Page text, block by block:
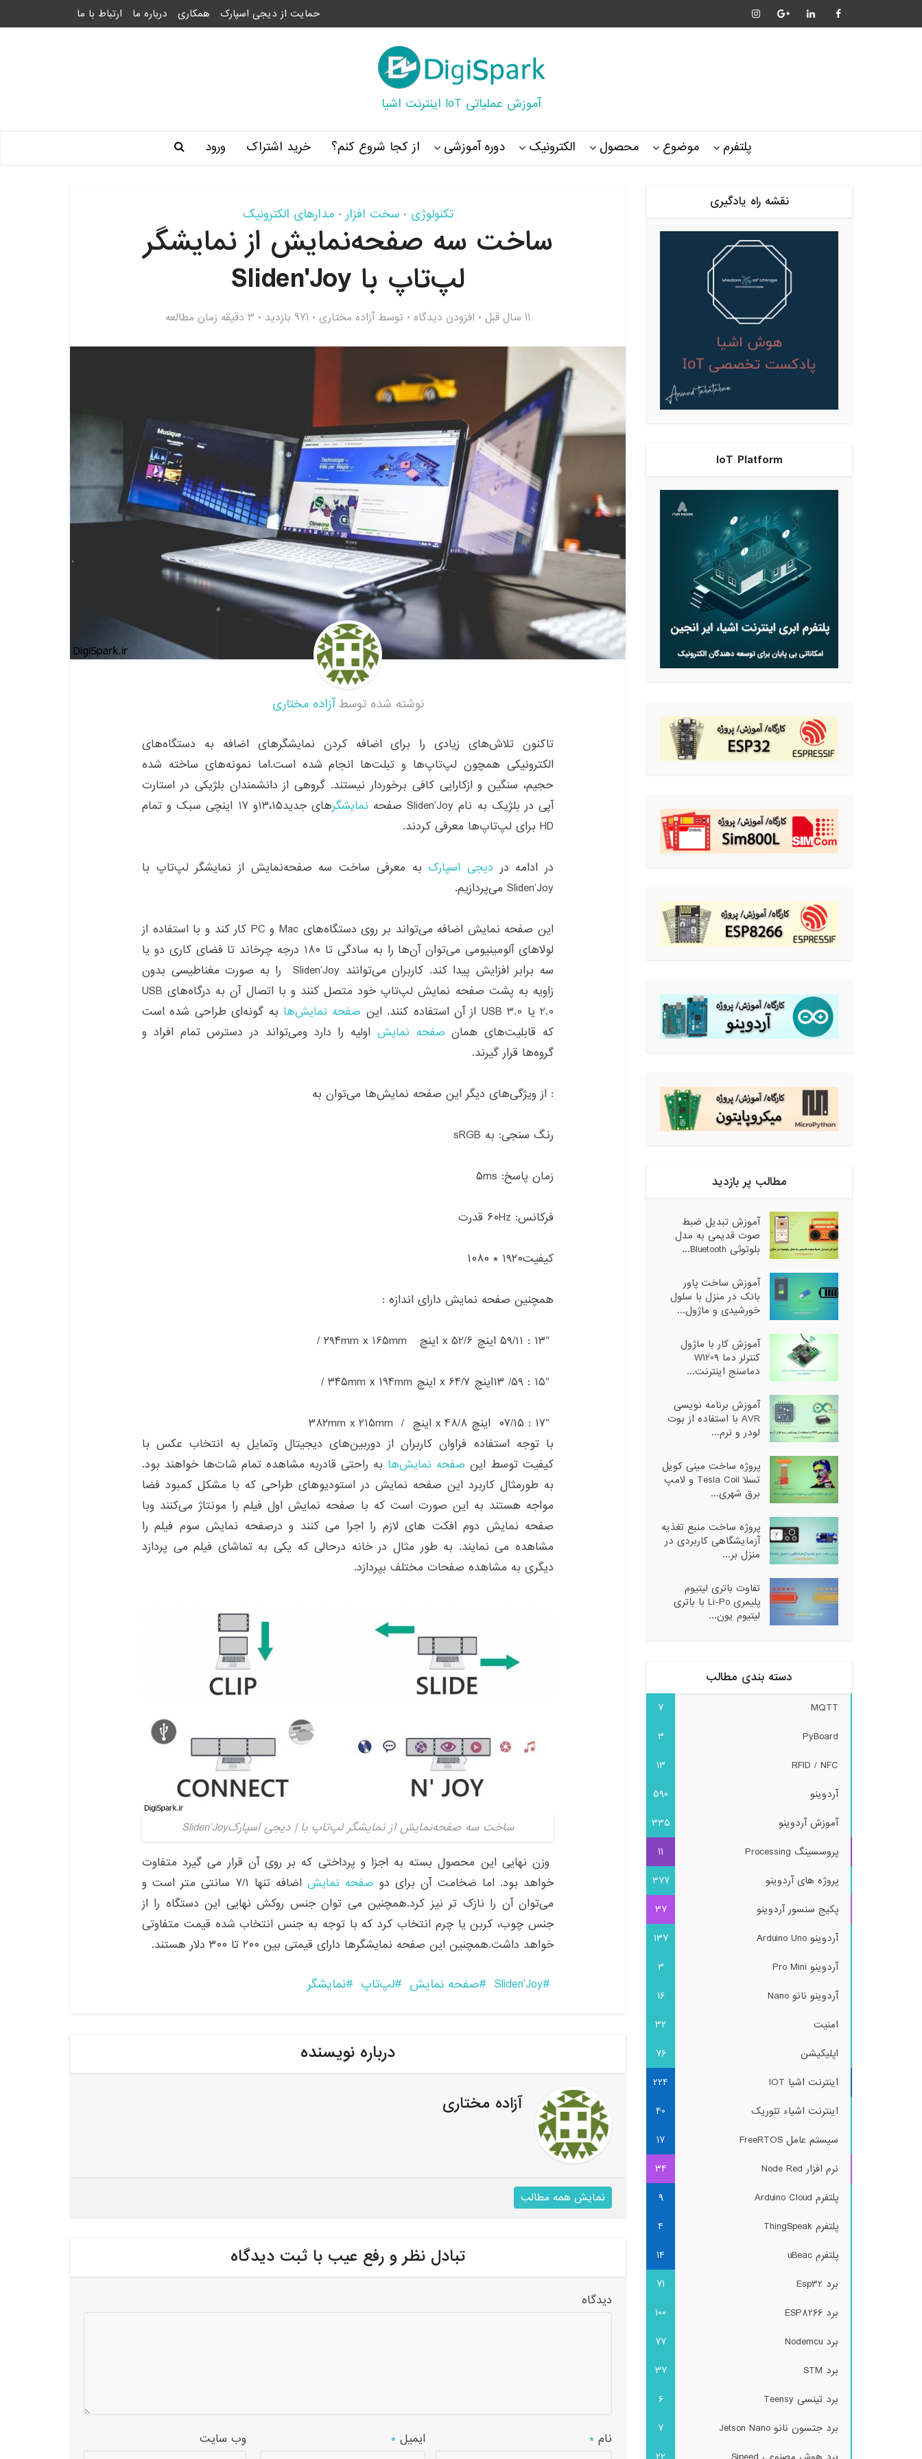
حمایت از دیجی اسپارک همکاری درباره ما ارتباط با ما
آموزش عملیاتی IoT اینترنت اشیا
پلتفرم موضوع محصول الکترونیک دوره آموزشی از کجا شروع کنم؟ خرید اشتراک ورود
تکنولوژی • سخت افزار • مدارهای الکترونیک
ساخت سه صفحه‌نمایش از نمایشگر
لپ‌تاپ با Sliden'Joy
11 سال قبل افزودن دیدگاه توسط آزاده مختاری 971 بازدید 3 دقیقه زمان مطالعه
نوشته شده توسطآزاده مختاری
تاکنون تلاش‌‌های زیادی را برای اضافه کردن نمایشگرهای اضافه به دستگاه‌‌های
الکترونیکی همچون لپ‌تاپ‌‌ها و تبلت‌‌ها انجام شده است.اما نمونه‌‌های ساخته شده‌
حجیم، سنگین و ازکارایی کافی برخوردار نیستند. گروهی از دانشمندان بلژیکی در استارت
آپی در بلژیک به نام Sliden’Joy صفحه
نمایشگر
های جدید۱۳،۱۵و ۱۷ اینچی سبک و تمام
HD برای لپ‌تاپ‌‌ها معرفی کردند.
در ادامه در دیجی اسپارکبه معرفی ساخت سه صفحه‌نمایش از نمایشگر لپ‌تاپ با
Sliden’Joy می‌پردازیم.
این صفحه‌ نمایش اضافه می‌‌تواند بر روی دستگاه‌‌های Mac و PC کار کند و با استفاده از
لولاهای آلومینیومی می‌‌توان آن‌‌ها را به سادگی تا ۱۸۰ درجه چرخاند تا فضای کاری دو یا
سه برابر افزایش پیدا کند. کاربران می‌‌توانند Sliden’Joy را به صورت مغناطیسی بدون
زاویه به پشت صفحه ‌نمایش لپ‌تاپ خود متصل کنند و با اتصال آن به درگاه‌‌های USB
2.0 یا USB 3.0 از آن استفاده کنند. این
صفحه نمایش‌ها به گونه‌ای طراحی شده است
که قابلیت‌های همان صفحه نمایش اولیه را دارد ومی‌تواند در دسترس تمام افراد و
گروه‌ها قرار گیرند.
: از ویژگی‌های دیگر این صفحه نمایش‌ها می‌توان به
رنگ سنجی: به sRGB
زمان پاسخ: ۵ms
فرکانس: ۶۰Hz قدرت
کیفیت۱۹۲۰ * ۱۰۸۰
همچنین صفحه نمایش دارای اندازه :
با توجه استفاده فراوان کاربران از دوربین‌های دیجیتال وتمایل به انتخاب عکس با
کیفیت توسط این صفحه نمایش‌ها به راحتی قادربه مشاهده تمام شات‌ها خواهند بود.
به طورمثال کاربرد این صفحه نمایش در استودیوهای طراحی که با مشکل کمبود فضا
مواجه هستند به این صورت است که با صفحه نمایش اول فیلم را مونتاژ می‌کنند وبا
صفحه نمایش دوم افکت های لازم را اجرا می کنند و درصفحه نمایش سوم فیلم را
مشاهده می نمایند. به طور مثال در خانه درحالی که یکی به تماشای فیلم می پردازد
دیگری به مشاهده صفحات مختلف بپردازد.
ساخت سه صفحه‌نمایش از نمایشگر لپ‌تاپ با | دیجی اسپارکSliden’Joy
وزن نهایی این محصول بسته به اجزا و پرداختی که بر روی آن قرار می‌‌ گیرد متفاوت
خواهد بود. اما ضخامت آن برای دو صفحه‌ نمایش
اضافه تنها ۷/۱ سانتی متر است و
می‌‌توان آن را نازک‌ تر نیز کرد.همچنین می توان جنس روکش نهایی این دستگاه را از
جنس چوب، کربن یا چرم انتخاب کرد که با توجه به جنس انتخاب شده قیمت متفاوتی
خواهد داشت.همچنین این صفحه نمایشگرها دارای قیمتی بین ۲۰۰ تا ۳۰۰ دلار هستند.
Sliden'Joy صفحه نمایش لپ‌تاپ نمایشگر
درباره نویسنده
آزاده مختاری
نمایش همه مطالب
تبادل نظر و رفع عیب با ثبت دیدگاه
دیدگاه
نام * ایمیل * وب‌ سایت
نقشه راه یادگیری
IoT Platform
مطالب پر بازدید
آموزش تبدیل ضبط
صوت قدیمی به مدل
بلوتوثی Bluetooth...
آموزش ساخت پاور
بانک در منزل با سلول
خورشیدی و ماژول...
آموزش کار با ماژول
کنترلر دما W1209
دماسنج اینترنت...
آموزش برنامه نویسی
AVR با استفاده از بوت
لودر و نرم...
پروژه ساخت مینی کویل
تسلا Tesla Coil و لامپ
برق شهری...
پروژه ساخت منبع تغذیه
آزمایشگاهی کاربردی در
منزل بر...
تفاوت باتری لیتیوم
پلیمری Li-Po با باتری
لیتیوم یون...
دسته بندی مطالب
MQTT
7
PyBoard
3
RFID / NFC
13
آردوینو
590
آموزش آردوینو
335
پروسسینگ Processing
11
پروژه های آردوینو
377
پکیج سنسور آردوینو
37
آردوینو Arduino Uno
137
آردوینو Pro Mini
3
آردوینو نانو Nano
16
امنیت
32
اپلیکیشن
76
اینترنت اشیا IOT
224
اینترنت اشیاء تئوریک
40
سیستم عامل FreeRTOS
17
نرم افزار Node Red
34
پلتفرم Arduino Cloud
9
پلتفرم ThingSpeak
4
پلتفرم uBeac
14
برد Esp32
71
برد ESP8266
100
برد Nodemcu
77
برد STM
37
برد تینسی Teensy
6
برد جتسون نانو Jetson Nano
7